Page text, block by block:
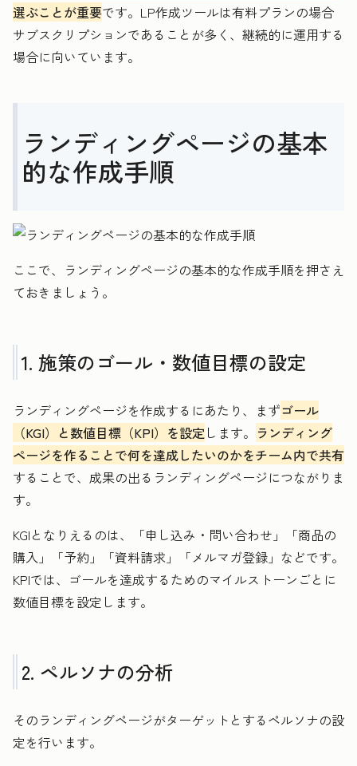
選ぶことが重要です。LP作成ツールは有料プランの場合
サブスクリプションであることが多く、継続的に運用する
場合に向いています。
ランディングページの基本
的な作成手順
ここで、ランディングページの基本的な作成手順を押さえ
ておきましょう。
1. 施策のゴール・数値目標の設定
ランディングページを作成するにあたり、まずゴール
（KGI）と数値目標（KPI）を設定 します。 ランディング
ページを作ることで何を達成したいのかをチーム内で共有
することで、成果の出るランディングページにつながりま
す。
KGIとなりえるのは、「申し込み・問い合わせ」「商品の
購入」「予約」「資料請求」「メルマガ登録」などです。
KPIでは、ゴールを達成するためのマイルストーンごとに
数値目標を設定します。
2. ペルソナの分析
そのランディングページがターゲットとするペルソナの設
定を行います。